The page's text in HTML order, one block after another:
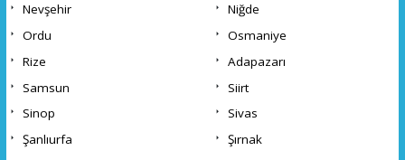
Nevşehir
Niğde
Ordu
Osmaniye
Rize
Adapazarı
Samsun
Siirt
Sinop
Sivas
Şanlıurfa
Şırnak